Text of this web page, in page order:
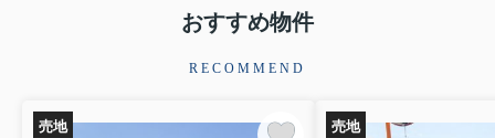
おすすめ物件
RECOMMEND
売地 売地